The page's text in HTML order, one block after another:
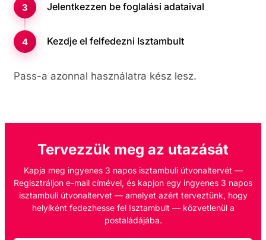
Jelentkezzen be foglalási adataival
Kezdje el felfedezni Isztambult
Pass-a azonnal használatra kész lesz.
Tervezzük meg az utazását
Kapja meg ingyenes 3 napos isztambuli útvonaltervét —
Regisztráljon e-mail címével, és kapjon egy ingyenes 3 napos
isztambuli útvonaltervet — amelyet azért terveztünk, hogy
helyiként fedezhesse fel Isztambult — közvetlenül a
postaládájába.